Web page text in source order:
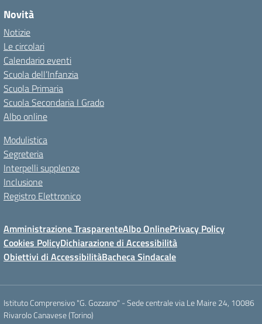
Novità
Notizie
Le circolari
Calendario eventi
Scuola dell’Infanzia
Scuola Primaria
Scuola Secondaria I Grado
Albo online
Modulistica
Segreteria
Interpelli supplenze
Inclusione
Registro Elettronico
Amministrazione TrasparenteAlbo OnlinePrivacy Policy
Cookies PolicyDichiarazione di Accessibilità
Obiettivi di AccessibilitàBacheca Sindacale
Istituto Comprensivo "G. Gozzano" - Sede centrale via Le Maire 24, 10086
Rivarolo Canavese (Torino)